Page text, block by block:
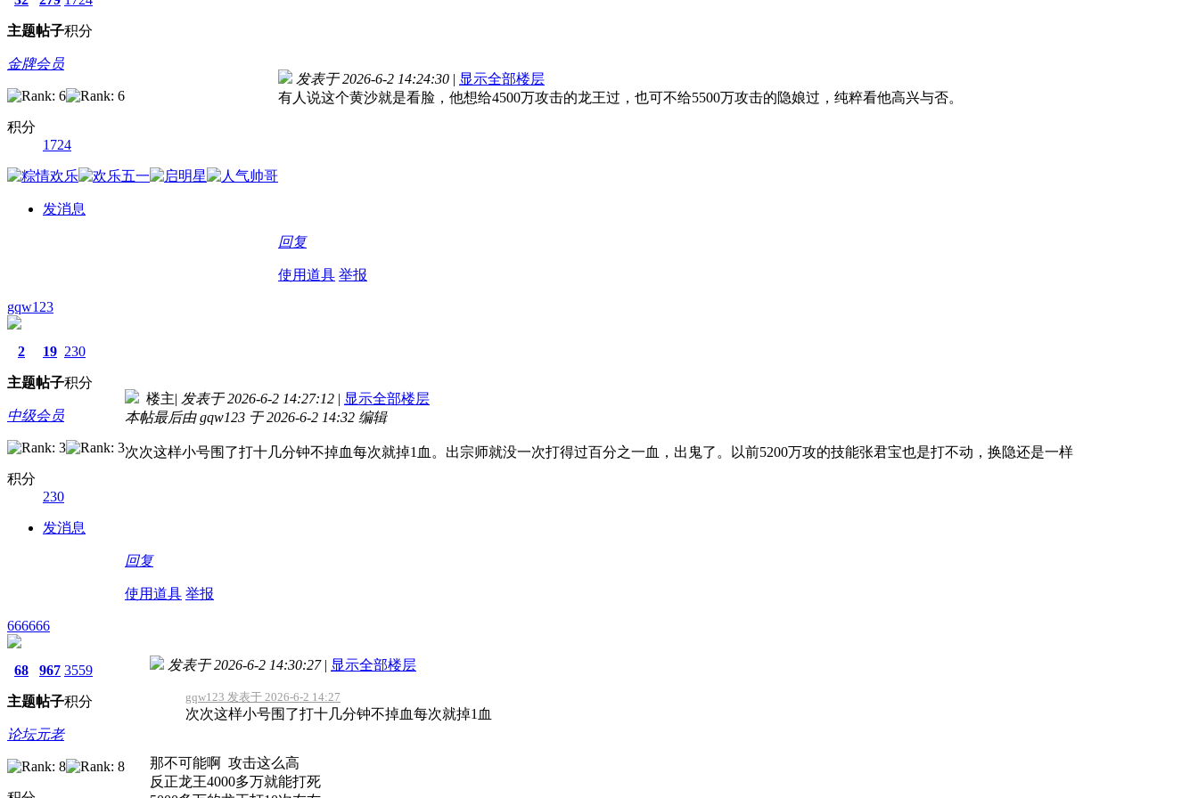
主题帖子积分
金牌会员
积分
1724
发消息
发表于 2026-6-2 14:24:30 | 显示全部楼层
有人说这个黄沙就是看脸，他想给4500万攻击的龙王过，也可不给5500万攻击的隐娘过，纯粹看他高兴与否。
回复
使用道具 举报
gqw123
2
主题
19
帖子
230
积分
中级会员
积分
230
发消息
楼主| 发表于 2026-6-2 14:27:12 | 显示全部楼层
本帖最后由 gqw123 于 2026-6-2 14:32 编辑
次次这样小号围了打十几分钟不掉血每次就掉1血。出宗师就没一次打得过百分之一血，出鬼了。以前5200万攻的技能张君宝也是打不动，换隐还是一样
回复
使用道具 举报
666666
68
主题
967
帖子
3559
积分
论坛元老
发表于 2026-6-2 14:30:27 | 显示全部楼层
gqw123 发表于 2026-6-2 14:27
次次这样小号围了打十几分钟不掉血每次就掉1血
那不可能啊 攻击这么高
反正龙王4000多万就能打死